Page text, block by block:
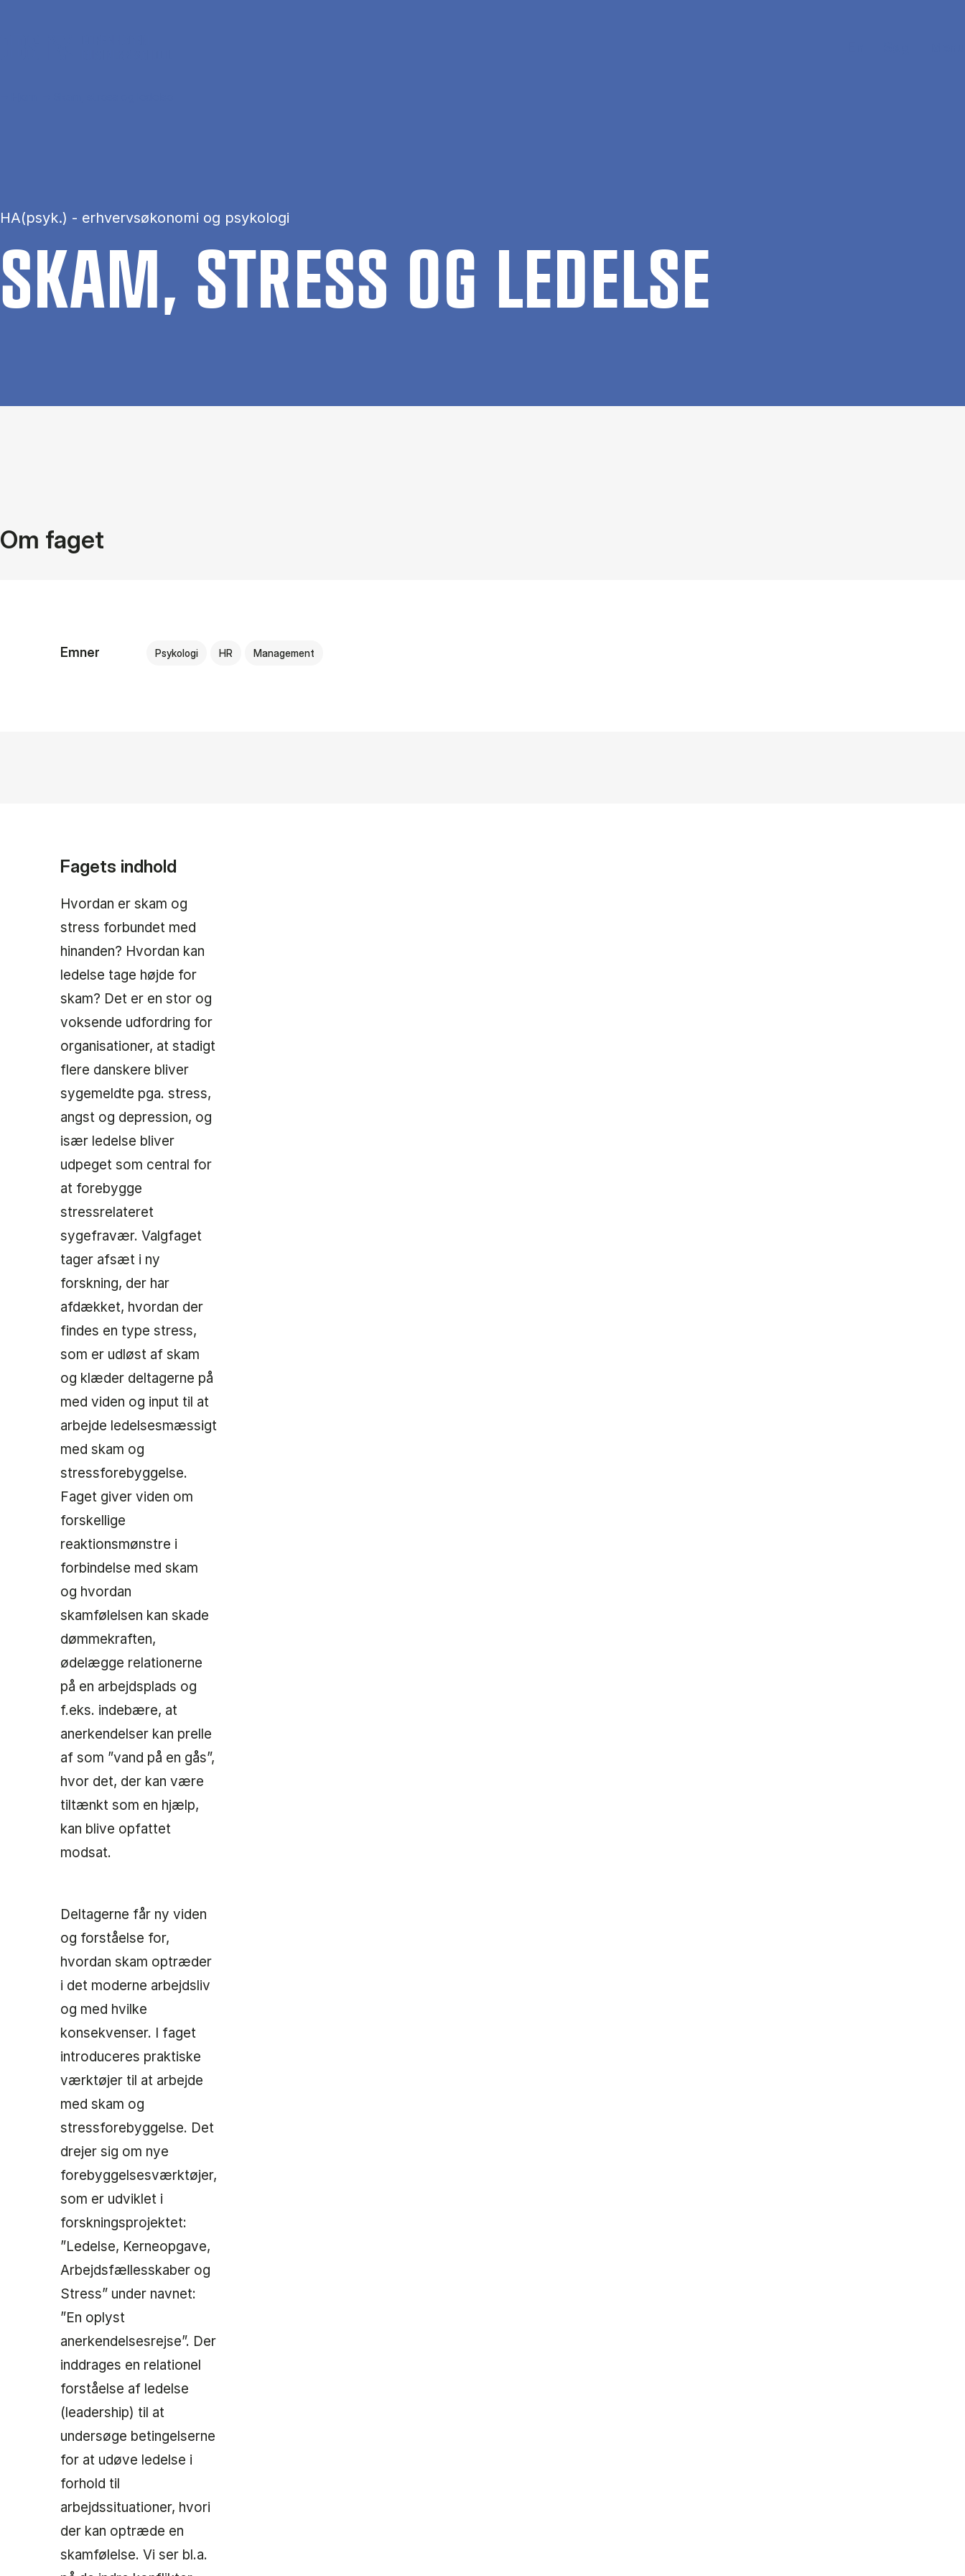
HA(psyk.) - erhvervsøkonomi og psykologi
SKAM, STRESS OG LE­DEL­SE
Om faget
Emner Psykologi HR Management
Fagets indhold
Hvordan er skam og
stress forbundet med
hinanden? Hvordan kan
ledelse tage højde for
skam? Det er en stor og
voksende udfordring for
organisationer, at stadigt
flere danskere bliver
sygemeldte pga. stress,
angst og depression, og
især ledelse bliver
udpeget som central for
at forebygge
stressrelateret
sygefravær. Valgfaget
tager afsæt i ny
forskning, der har
afdækket, hvordan der
findes en type stress,
som er udløst af skam
og klæder deltagerne på
med viden og input til at
arbejde ledelsesmæssigt
med skam og
stressforebyggelse.
Faget giver viden om
forskellige
reaktionsmønstre i
forbindelse med skam
og hvordan
skamfølelsen kan skade
dømmekraften,
ødelægge relationerne
på en arbejdsplads og
f.eks. indebære, at
anerkendelser kan prelle
af som ”vand på en gås”,
hvor det, der kan være
tiltænkt som en hjælp,
kan blive opfattet
modsat.
Deltagerne får ny viden
og forståelse for,
hvordan skam optræder
i det moderne arbejdsliv
og med hvilke
konsekvenser. I faget
introduceres praktiske
værktøjer til at arbejde
med skam og
stressforebyggelse. Det
drejer sig om nye
forebyggelsesværktøjer,
som er udviklet i
forskningsprojektet:
”Ledelse, Kerneopgave,
Arbejdsfællesskaber og
Stress” under navnet:
”En oplyst
anerkendelsesrejse”. Der
inddrages en relationel
forståelse af ledelse
(leadership) til at
undersøge betingelserne
for at udøve ledelse i
forhold til
arbejdssituationer, hvori
der kan optræde en
skamfølelse. Vi ser bl.a.